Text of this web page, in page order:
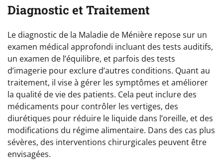
Diagnostic et Traitement
Le diagnostic de la Maladie de Ménière repose sur un
examen médical approfondi incluant des tests auditifs,
un examen de l’équilibre, et parfois des tests
d’imagerie pour exclure d’autres conditions. Quant au
traitement, il vise à gérer les symptômes et améliorer
la qualité de vie des patients. Cela peut inclure des
médicaments pour contrôler les vertiges, des
diurétiques pour réduire le liquide dans l’oreille, et des
modifications du régime alimentaire. Dans des cas plus
sévères, des interventions chirurgicales peuvent être
envisagées.